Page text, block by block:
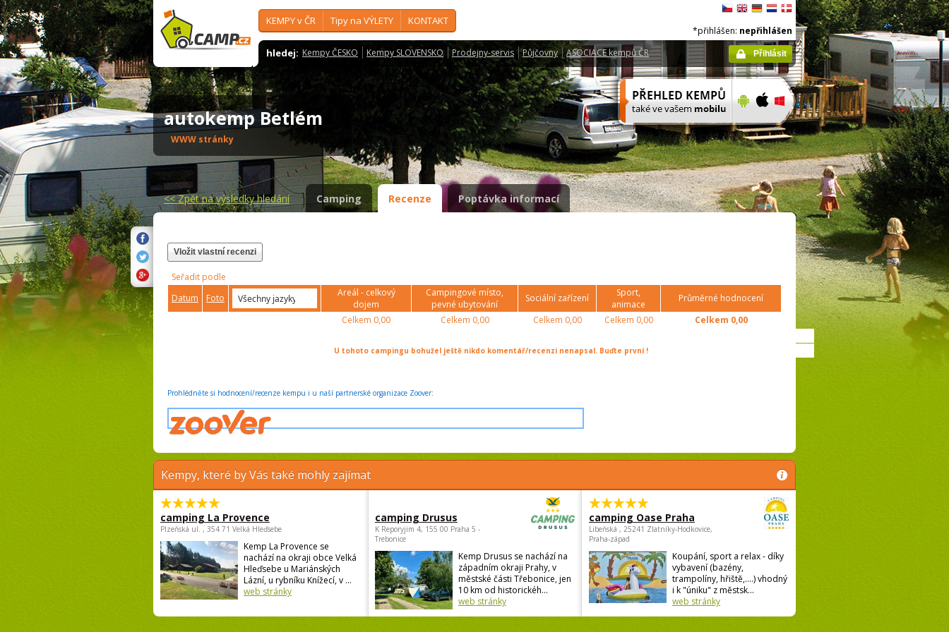
KEMPY v ČR Tipy na VÝLETY KONTAKT
hledej: Kempy ČESKO Kempy SLOVENSKO Prodejny-servis Půjčovny ASOCIACE kempů ČR
*přihlášen: nepřihlášen
Přihlásit
autokemp Betlém
WWW stránky
<<Zpět na výsledky hledání Camping Recenze Poptávka informací
Vložit vlastní recenzi
Seřadit podle
Datum
Foto
Areál - celkový
dojem
Campingové místo,
pevné ubytování
Sociální zařízení
Sport,
animace
Průměrné hodnocení
Celkem 0,00 Celkem 0,00 Celkem 0,00 Celkem 0,00 Celkem 0,00
U tohoto campingu bohužel ještě nikdo komentář/recenzi nenapsal. Buďte první !
Prohlédněte si hodnocení/recenze kempu i u naší partnerské organizace Zoover:
Kempy, které by Vás také mohly zajímat
camping La Provence
Plzeňská ul. , 354 71 Velká Hleďsebe
Kemp La Provence se
nachází na okraji obce Velká
Hleďsebe u Mariánských
Lázní, u rybníku Knížecí, v ...
web stránky
camping Drusus
K Reporyjim 4, 155 00 Praha 5 -
Trebonice
Kemp Drusus se nachází na
západním okraji Prahy, v
městské části Třebonice, jen
10 km od historickéh...
web stránky
camping Oase Praha
Libeňská , 25241 Zlatníky-Hodkovice,
Praha-západ
Koupání, sport a relax - díky
vybavení (bazény,
trampolíny, hřiště,....) vhodný
i k "úniku" z městsk...
web stránky